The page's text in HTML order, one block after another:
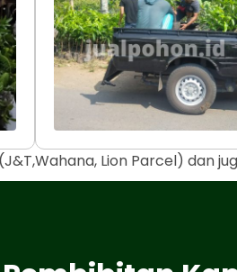
Lion Parcel) dan